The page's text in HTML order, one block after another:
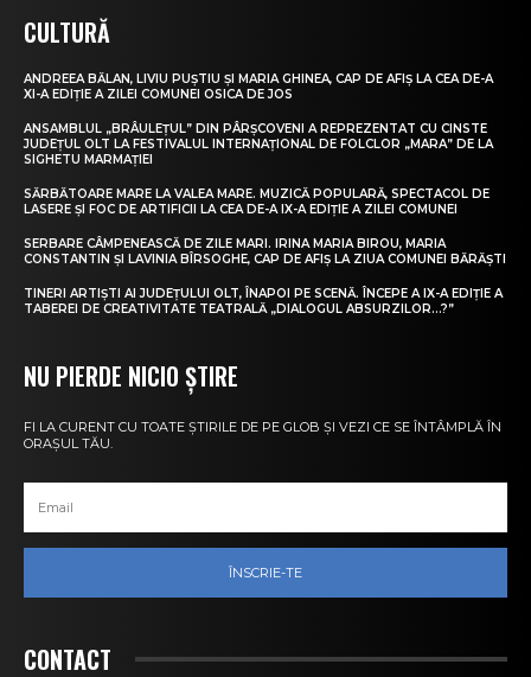
CULTURĂ
ANDREEA BĂLAN, LIVIU PUȘTIU ȘI MARIA GHINEA, CAP DE AFIȘ LA CEA DE-A
XI-A EDIȚIE A ZILEI COMUNEI OSICA DE JOS
ANSAMBLUL „BRÂULEȚUL” DIN PÂRȘCOVENI A REPREZENTAT CU CINSTE
JUDEȚUL OLT LA FESTIVALUL INTERNAȚIONAL DE FOLCLOR „MARA” DE LA
SIGHETU MARMAȚIEI
SĂRBĂTOARE MARE LA VALEA MARE. MUZICĂ POPULARĂ, SPECTACOL DE
LASERE ȘI FOC DE ARTIFICII LA CEA DE-A IX-A EDIȚIE A ZILEI COMUNEI
SERBARE CÂMPENEASCĂ DE ZILE MARI. IRINA MARIA BIROU, MARIA
CONSTANTIN ȘI LAVINIA BÎRSOGHE, CAP DE AFIȘ LA ZIUA COMUNEI BĂRĂȘTI
TINERI ARTIȘTI AI JUDEȚULUI OLT, ÎNAPOI PE SCENĂ. ÎNCEPE A IX-A EDIȚIE A
TABEREI DE CREATIVITATE TEATRALĂ „DIALOGUL ABSURZILOR…?”
NU PIERDE NICIO ȘTIRE
FI LA CURENT CU TOATE ȘTIRILE DE PE GLOB ȘI VEZI CE SE ÎNTÂMPLĂ ÎN
ORAȘUL TĂU.
ÎNSCRIE-TE
CONTACT